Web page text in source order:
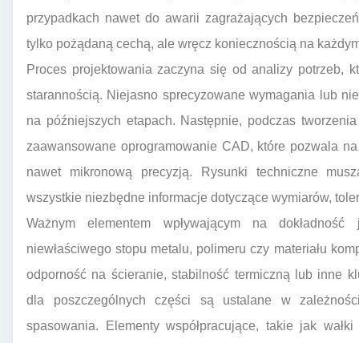
przypadkach nawet do awarii zagrażających
tylko pożądaną cechą, ale wręcz koniecznością na
Proces projektowania zaczyna się od analizy potrzeb,
starannością. Niejasno sprecyzowane wymagania lub
na późniejszych etapach. Następnie, podczas
zaawansowane oprogramowanie CAD, które pozwala
nawet mikronową precyzją. Rysunki techniczne
wszystkie niezbędne informacje dotyczące wymiarów,
Ważnym elementem wpływającym na
niewłaściwego stopu metalu, polimeru czy materiału
odporność na ścieranie, stabilność termiczną lub inne
dla poszczególnych części są ustalane w
spasowania. Elementy współpracujące, takie jak